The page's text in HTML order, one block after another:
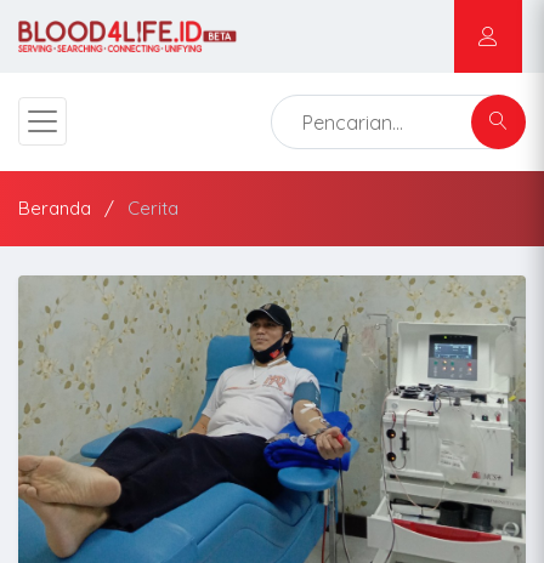
Beranda Cerita